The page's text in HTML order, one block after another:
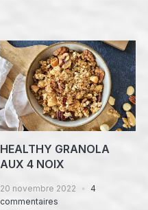
HEALTHY GRANOLA
AUX 4 NOIX
20 novembre 2022
4
commentaires